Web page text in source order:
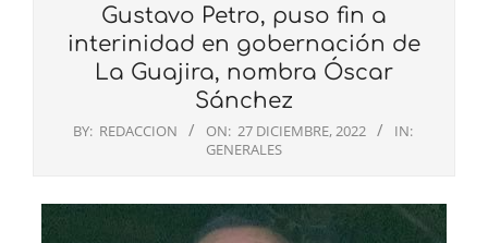
Gustavo Petro, puso fin a
interinidad en gobernación de
La Guajira, nombra Óscar
Sánchez
BY: REDACCION ON: 27 DICIEMBRE, 2022
IN:
GENERALES